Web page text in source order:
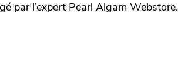
par l’expert Pearl Algam Webstore.